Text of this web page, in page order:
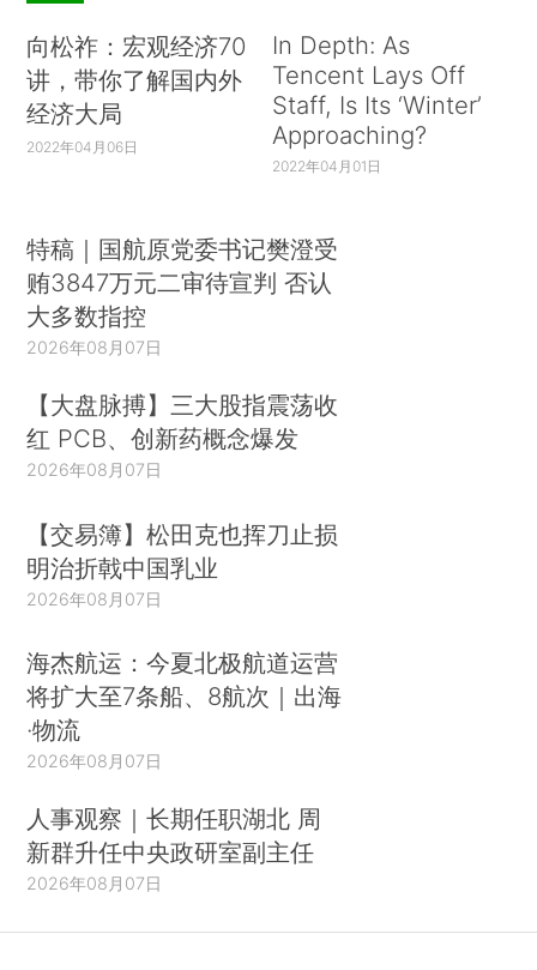
向松祚：宏观经济70
讲，带你了解国内外
经济大局
2022年04月06日
In Depth: As
Tencent Lays Off
Staff, Is Its ‘Winter’
Approaching?
2022年04月01日
特稿｜国航原党委书记樊澄受
贿3847万元二审待宣判 否认
大多数指控
2026年08月07日
【大盘脉搏】三大股指震荡收
红 PCB、创新药概念爆发
2026年08月07日
【交易簿】松田克也挥刀止损
明治折戟中国乳业
2026年08月07日
海杰航运：今夏北极航道运营
将扩大至7条船、8航次｜出海
·物流
2026年08月07日
人事观察｜长期任职湖北 周
新群升任中央政研室副主任
2026年08月07日